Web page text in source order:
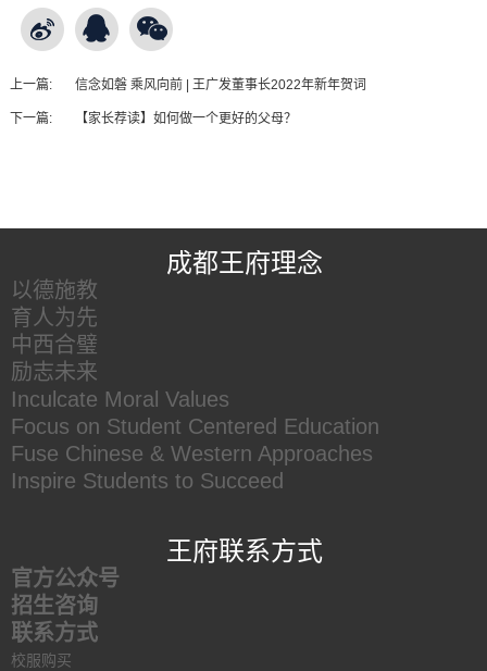
上一篇: 信念如磐 乘风向前 | 王广发董事长2022年新年贺词
下一篇: 【家长荐读】如何做一个更好的父母？
成都王府理念
以德施教
育人为先
中西合璧
励志未来
Inculcate Moral Values
Focus on Student Centered Education
Fuse Chinese & Western Approaches
Inspire Students to Succeed
王府联系方式
官方公众号
招生咨询
联系方式
校服购买